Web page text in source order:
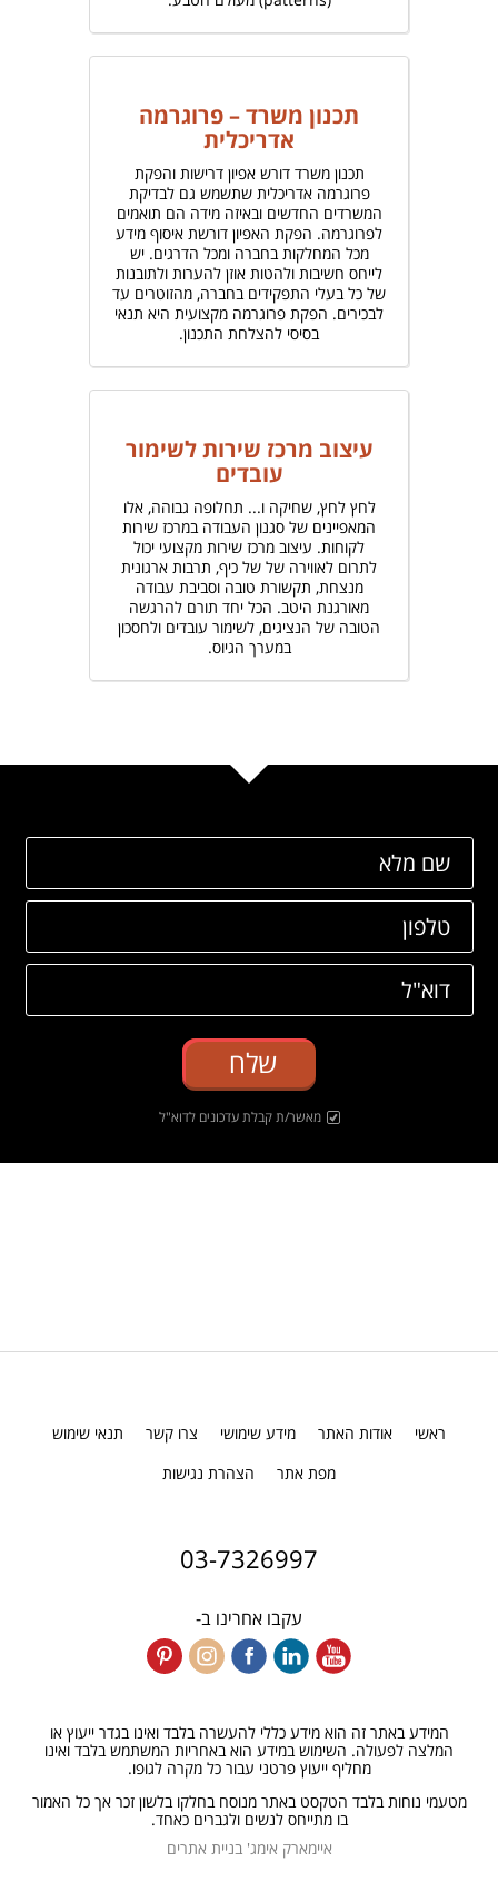
תכנון משרד – פרוגרמה
אדריכלית
תכנון משרד דורש אפיון דרישות והפקת
פרוגרמה אדריכלית שתשמש גם לבדיקת
המשרדים החדשים ובאיזה מידה הם תואמים
לפרוגרמה. הפקת האפיון דורשת איסוף מידע
מכל המחלקות בחברה ומכל הדרגים. יש
לייחס חשיבות ולהטות אוזן להערות ולתובנות
של כל בעלי התפקידים בחברה, מהזוטרים עד
לבכירים. הפקת פרוגרמה מקצועית היא תנאי
בסיסי להצלחת התכנון.
עיצוב מרכז שירות לשימור
עובדים
לחץ לחץ, שחיקה ו... תחלופה גבוהה, אלו
המאפיינים של סגנון העבודה במרכז שירות
לקוחות. עיצוב מרכז שירות מקצועי יכול
לתרום לאווירה של של כיף, תרבות ארגונית
מנצחת, תקשורת טובה וסביבת עבודה
מאורגנת היטב. הכל יחד תורם להרגשה
הטובה של הנציגים, לשימור עובדים ולחסכון
במערך הגיוס.
שלח
מאשר/ת קבלת עדכונים לדוא"ל
ראשי אודות האתר מידע שימושי צרו קשר
תנאי שימוש
מפת אתר
הצהרת נגישות
03-7326997
עקבו אחרינו ב-
המידע באתר זה הוא מידע כללי להעשרה בלבד ואינו בגדר ייעוץ או
המלצה לפעולה. השימוש במידע הוא באחריות המשתמש בלבד ואינו
מחליף ייעוץ פרטני עבור כל מקרה לגופו.
מטעמי נוחות בלבד הטקסט באתר מנוסח בחלקו בלשון זכר אך כל האמור
בו מתייחס לנשים ולגברים כאחד.
איימארק אימג' בניית אתרים